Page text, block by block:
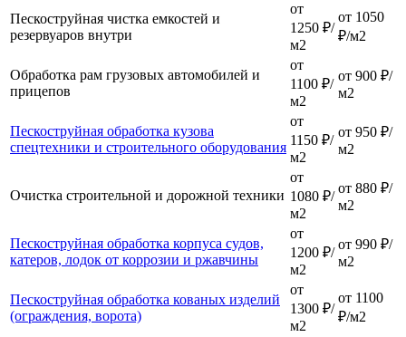
Пескоструйная чистка емкостей и
резервуаров внутри
от
1250 ₽/
м2
от 1050
₽/м2
Обработка рам грузовых автомобилей и
прицепов
от
1100 ₽/
м2
от 900 ₽/
м2
Пескоструйная обработка кузова
спецтехники и строительного оборудования
от
1150 ₽/
м2
от 950 ₽/
м2
Очистка строительной и дорожной техники
от
1080 ₽/
м2
от 880 ₽/
м2
Пескоструйная обработка корпуса судов,
катеров, лодок от коррозии и ржавчины
от
1200 ₽/
м2
от 990 ₽/
м2
Пескоструйная обработка кованых изделий
(ограждения, ворота)
от
1300 ₽/
м2
от 1100
₽/м2